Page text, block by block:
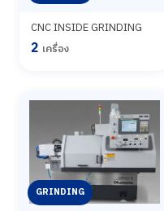
CNC INSIDE GRINDING
2 เครื่อง
GRINDING